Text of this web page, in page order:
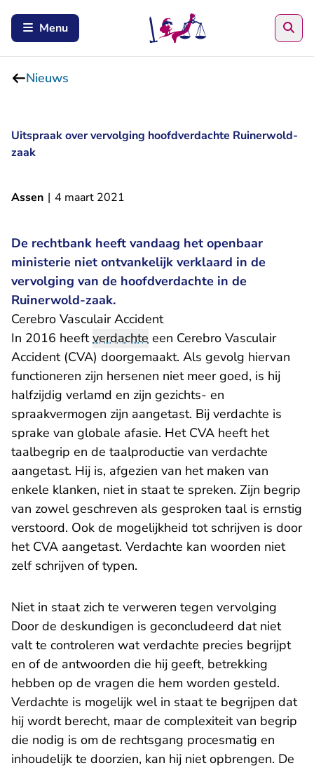
Menu
Nieuws
Uitspraak over vervolging hoofdverdachte Ruinerwold-
zaak
Assen | 4 maart 2021
De rechtbank heeft vandaag het openbaar
ministerie niet ontvankelijk verklaard in de
vervolging van de hoofdverdachte in de
Ruinerwold-zaak.
Cerebro Vasculair Accident
In 2016 heeftverdachte een Cerebro Vasculair
Accident (CVA) doorgemaakt. Als gevolg hiervan
functioneren zijn hersenen niet meer goed, is hij
halfzijdig verlamd en zijn gezichts- en
spraakvermogen zijn aangetast. Bij verdachte is
sprake van globale afasie. Het CVA heeft het
taalbegrip en de taalproductie van verdachte
aangetast. Hij is, afgezien van het maken van
enkele klanken, niet in staat te spreken. Zijn begrip
van zowel geschreven als gesproken taal is ernstig
verstoord. Ook de mogelijkheid tot schrijven is door
het CVA aangetast. Verdachte kan woorden niet
zelf schrijven of typen.
Niet in staat zich te verweren tegen vervolging
Door de deskundigen is geconcludeerd dat niet
valt te controleren wat verdachte precies begrijpt
en of de antwoorden die hij geeft, betrekking
hebben op de vragen die hem worden gesteld.
Verdachte is mogelijk wel in staat te begrijpen dat
hij wordt berecht, maar de complexiteit van begrip
die nodig is om de rechtsgang procesmatig en
inhoudelijk te doorzien, kan hij niet opbrengen. De